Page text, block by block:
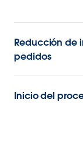
Reducción de
pedidos
Inicio del